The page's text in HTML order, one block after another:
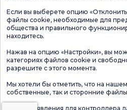
Если вы выберете опцию
файлы cookie, необходимые для
общества и правильного
находитесь.
Нажав на опцию «Настройки», вы
категориях файлов cookie и
разрешите с этого момента.
Мы хотели бы отметить, что на
собственные, так и сторонние
Форма заявления для контроллера